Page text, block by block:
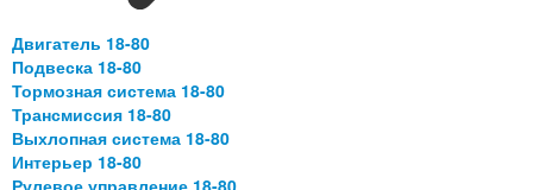
Двигатель 18-80
Подвеска 18-80
Тормозная система 18-80
Трансмиссия 18-80
Выхлопная система 18-80
Интерьер 18-80